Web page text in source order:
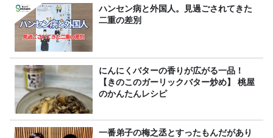
ハンセン病と外国人。見過ごされてきた
二重の差別
にんにくバターの香りが広がる一品！
【きのこのガーリックバター炒め】 桃屋
のかんたんレシピ
一番弟子の梅之丞とすったもんだがあり